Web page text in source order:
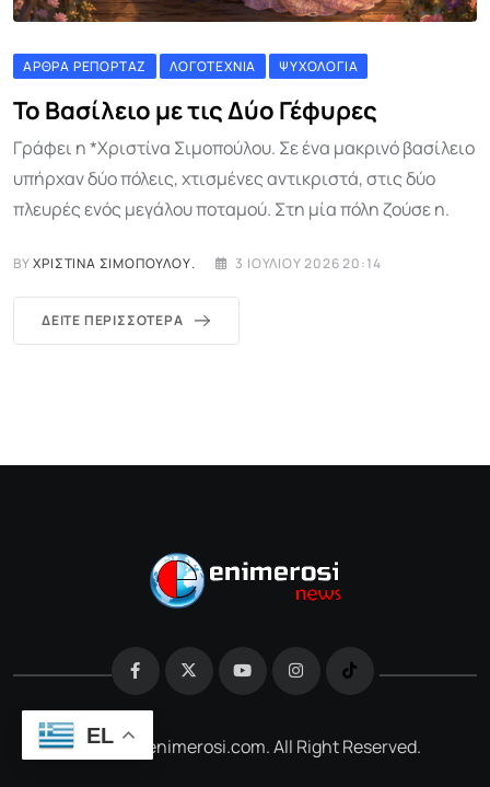
ΆΡΘΡΑ ΡΕΠΟΡΤΆΖ ΛΟΓΟΤΕΧΝΊΑ ΨΥΧΟΛΟΓΊΑ
Το Βασίλειο με τις Δύο Γέφυρες
Γράφει η *Χριστίνα Σιμοπούλου. Σε ένα μακρινό βασίλειο
υπήρχαν δύο πόλεις, χτισμένες αντικριστά, στις δύο
πλευρές ενός μεγάλου ποταμού. Στη μία πόλη ζούσε η.
BYΧΡΙΣΤΊΝΑ ΣΙΜΟΠΟΎΛΟΥ. 3 ΙΟΥΛΊΟΥ 2026 20:14
ΔΕΊΤΕ ΠΕΡΙΣΣΌΤΕΡΑ
@2026 e-enimerosi.com. All Right Reserved.
EL